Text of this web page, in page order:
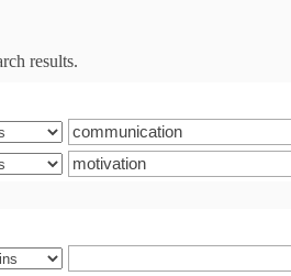
results.